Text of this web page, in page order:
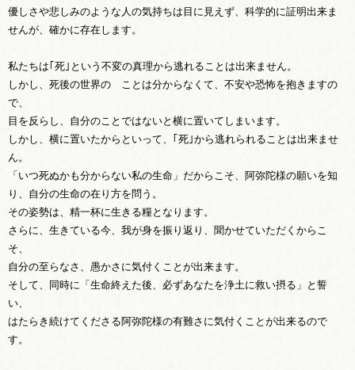
優しさや悲しみのような人の気持ちは目に見えず、科学的に証明出来ま
せんが、確かに存在します。
私たちは｢死｣という不変の真理から逃れることは出来ません。
しかし、死後の世界の ことは分からなくて、不安や恐怖を抱きますの
で、
目を反らし、自分のことではないと横に置いてしまいます。
しかし、横に置いたからといって、｢死｣から逃れられることは出来ませ
ん。
「いつ死ぬかも分からない私の生命」だからこそ、阿弥陀様の願いを知
り、自分の生命の在り方を問う。
その姿勢は、精一杯に生きる糧となります。
さらに、生きている今、我が身を振り返り、聞かせていただくからこ
そ、
自分の至らなさ、愚かさに気付くことが出来ます。
そして、同時に「生命終えた後、必ずあなたを浄土に救い摂る」と誓
い、
はたらき続けてくださる阿弥陀様の有難さに気付くことが出来るので
す。